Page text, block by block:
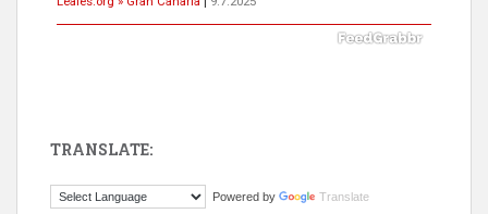
Este gato macho ha aparecido en la calle hace menos de un mes,
TRANSLATE:
Powered by Translate